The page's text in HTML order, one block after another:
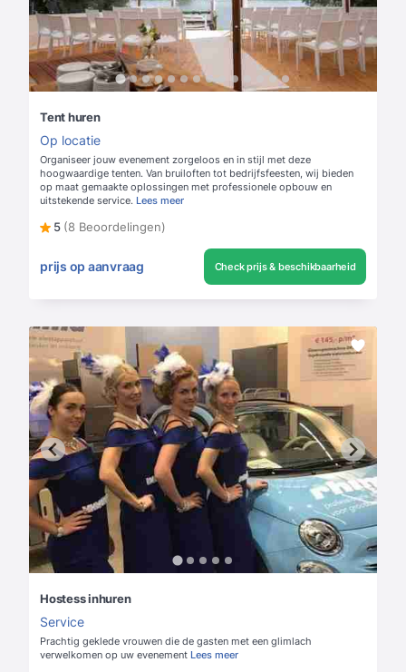
Tent huren
Op locatie
Organiseer jouw evenement zorgeloos en in stijl met deze
hoogwaardige tenten. Van bruiloften tot bedrijfsfeesten, wij bieden
op maat gemaakte oplossingen met professionele opbouw en
uitstekende service. Lees meer
5 (8 Beoordelingen)
prijs op aanvraag Check prijs & beschikbaarheid
Hostess inhuren
Service
Prachtig geklede vrouwen die de gasten met een glimlach
verwelkomen op uw evenement Lees meer